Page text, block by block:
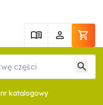
nr katalogowy